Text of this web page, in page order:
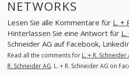
NETWORKS
Lesen Sie alle Kommentare für L. +
Hinterlassen Sie eine Antwort für
Schneider AG auf Facebook,
Read all the comments for L. + R. Schneider
R. Schneider AG. L. + R. Schneider AG on